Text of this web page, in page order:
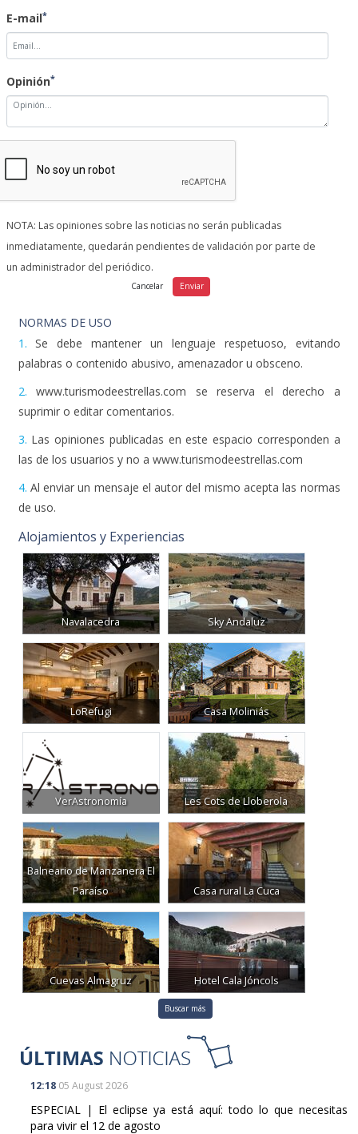
E-mail*
Opinión*
NOTA: Las opiniones sobre las noticias no serán publicadas
inmediatamente, quedarán pendientes de validación por parte de
un administrador del periódico.
NORMAS DE USO
1. Se debe mantener un lenguaje respetuoso, evitando
palabras o contenido abusivo, amenazador u obsceno.
2. www.turismodeestrellas.com se reserva el derecho a
suprimir o editar comentarios.
3. Las opiniones publicadas en este espacio corresponden a
las de los usuarios y no a www.turismodeestrellas.com
4. Al enviar un mensaje el autor del mismo acepta las normas
de uso.
Alojamientos y Experiencias
Navalacedra Sky Andaluz
LoRefugi Casa Moliniás
VerAstronomía Les Cots de Lloberola
Balneario de Manzanera El
Paraíso
Casa rural La Cuca
Cuevas Almagruz Hotel Cala Jóncols
Buscar más
12:18 05 August 2026
ESPECIAL | El eclipse ya está aquí: todo lo que necesitas
para vivir el 12 de agosto